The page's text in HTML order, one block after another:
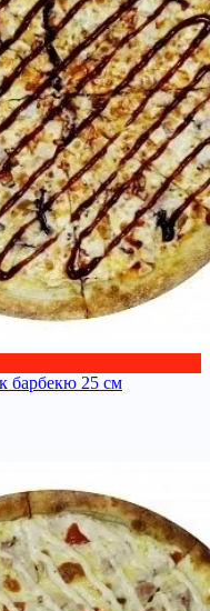
барбекю 25 см